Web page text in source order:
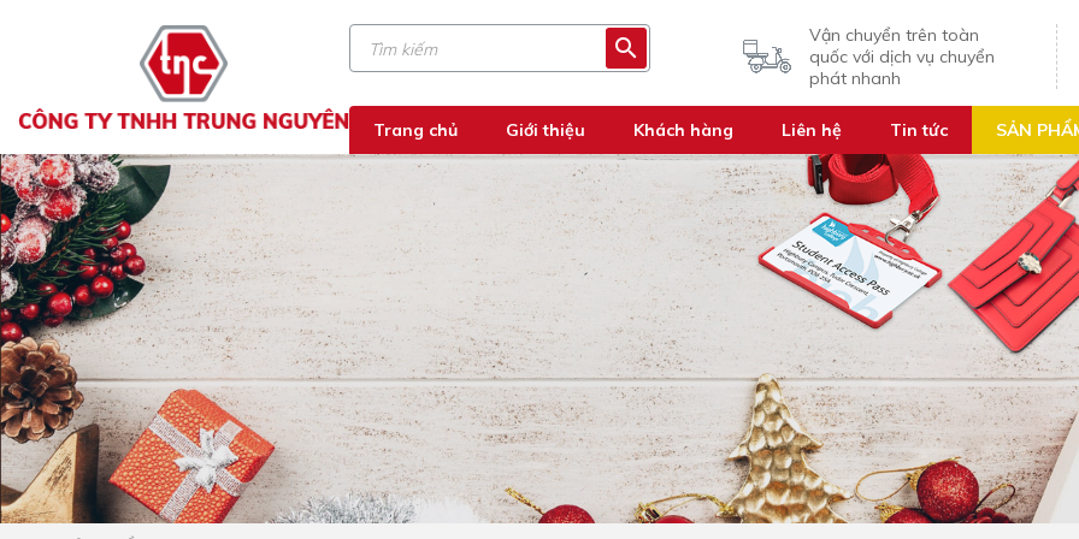
Vận chuyển trên toàn
quốc với dịch vụ chuyển
phát nhanh
Trang chủ Giới thiệu Khách hàng Liên hệ Tin tức SẢN